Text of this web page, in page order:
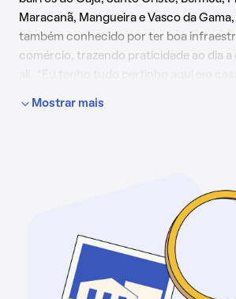
Maracanã, Mangueira e Vasco da
também conhecido por ter boa
comércio, trazendo praticidade ao dia a
Mostrar mais